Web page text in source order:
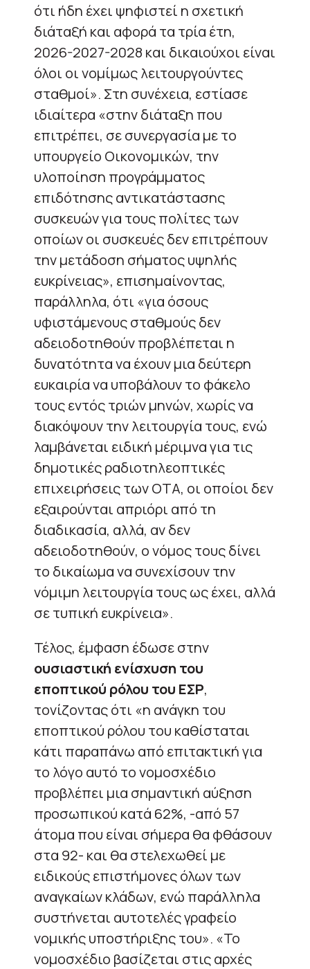
ότι ήδη έχει ψηφιστεί η σχετική
διάταξή και αφορά τα τρία έτη,
2026-2027-2028 και δικαιούχοι είναι
όλοι οι νομίμως λειτουργούντες
σταθμοί». Στη συνέχεια, εστίασε
ιδιαίτερα «στην διάταξη που
επιτρέπει, σε συνεργασία με το
υπουργείο Οικονομικών, την
υλοποίηση προγράμματος
επιδότησης αντικατάστασης
συσκευών για τους πολίτες των
οποίων οι συσκευές δεν επιτρέπουν
την μετάδοση σήματος υψηλής
ευκρίνειας», επισημαίνοντας,
παράλληλα, ότι «για όσους
υφιστάμενους σταθμούς δεν
αδειοδοτηθούν προβλέπεται η
δυνατότητα να έχουν μια δεύτερη
ευκαιρία να υποβάλουν το φάκελο
τους εντός τριών μηνών, χωρίς να
διακόψουν την λειτουργία τους, ενώ
λαμβάνεται ειδική μέριμνα για τις
δημοτικές ραδιοτηλεοπτικές
επιχειρήσεις των ΟΤΑ, οι οποίοι δεν
εξαιρούνται απριόρι από τη
διαδικασία, αλλά, αν δεν
αδειοδοτηθούν, ο νόμος τους δίνει
το δικαίωμα να συνεχίσουν την
νόμιμη λειτουργία τους ως έχει, αλλά
σε τυπική ευκρίνεια».
Τέλος, έμφαση έδωσε στην
ουσιαστική ενίσχυση του
εποπτικού ρόλου του ΕΣΡ,
τονίζοντας ότι «η ανάγκη του
εποπτικού ρόλου του καθίσταται
κάτι παραπάνω από επιτακτική για
το λόγο αυτό το νομοσχέδιο
προβλέπει μια σημαντική αύξηση
προσωπικού κατά 62%, -από 57
άτομα που είναι σήμερα θα φθάσουν
στα 92- και θα στελεχωθεί με
ειδικούς επιστήμονες όλων των
αναγκαίων κλάδων, ενώ παράλληλα
συστήνεται αυτοτελές γραφείο
νομικής υποστήριξης του». «Το
νομοσχέδιο βασίζεται στις αρχές